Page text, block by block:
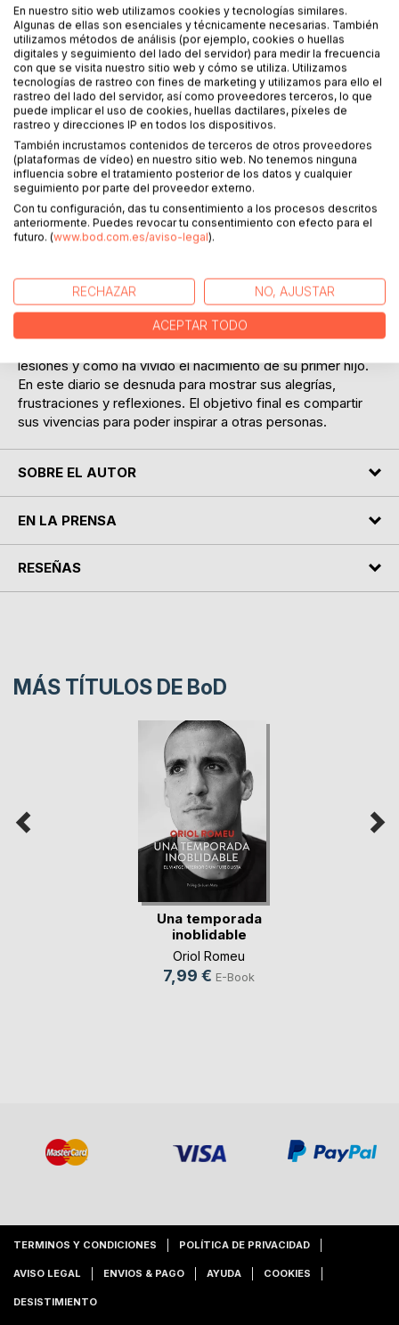
Haz una reseña
DESCRIPCIÓN
"La temporada de mi vida" es un libro-diario en el que Oriol
Romeu relata su día a día a lo largo de la temporada
futbolística 2020-2021. Es una obra cercana, fresca, en la
conocer otras facetas de la vida de los profesionales de
este deporte. Y la suya, sin duda, no es como imaginamos.
Nos habla, entre otras cosas, de recuerdos de la infancia,
lesiones y cómo ha vivido el nacimiento de su primer hijo.
En este diario se desnuda para mostrar sus alegrías,
frustraciones y reflexiones. El objetivo final es compartir
sus vivencias para poder inspirar a otras personas.
SOBRE EL AUTOR
EN LA PRENSA
RESEÑAS
MÁS TÍTULOS DE BoD
Una temporada
inoblidable
Oriol Romeu
7,99 € E-Book
TERMINOS Y CONDICIONES POLÍTICA DE PRIVACIDAD
AVISO LEGAL ENVIOS & PAGO AYUDA COOKIES
DESISTIMIENTO
En nuestro sitio web utilizamos cookies y tecnologías similares.
Algunas de ellas son esenciales y técnicamente necesarias. También
utilizamos métodos de análisis (por ejemplo, cookies o huellas
digitales y seguimiento del lado del servidor) para medir la frecuencia
con que se visita nuestro sitio web y cómo se utiliza. Utilizamos
tecnologías de rastreo con fines de marketing y utilizamos para ello el
rastreo del lado del servidor, así como proveedores terceros, lo que
puede implicar el uso de cookies, huellas dactilares, píxeles de
rastreo y direcciones IP en todos los dispositivos.
También incrustamos contenidos de terceros de otros proveedores
(plataformas de vídeo) en nuestro sitio web. No tenemos ninguna
influencia sobre el tratamiento posterior de los datos y cualquier
seguimiento por parte del proveedor externo.
Con tu configuración, das tu consentimiento a los procesos descritos
anteriormente. Puedes revocar tu consentimiento con efecto para el
futuro. (www.bod.com.es/aviso-legal).
RECHAZAR NO, AJUSTAR
ACEPTAR TODO